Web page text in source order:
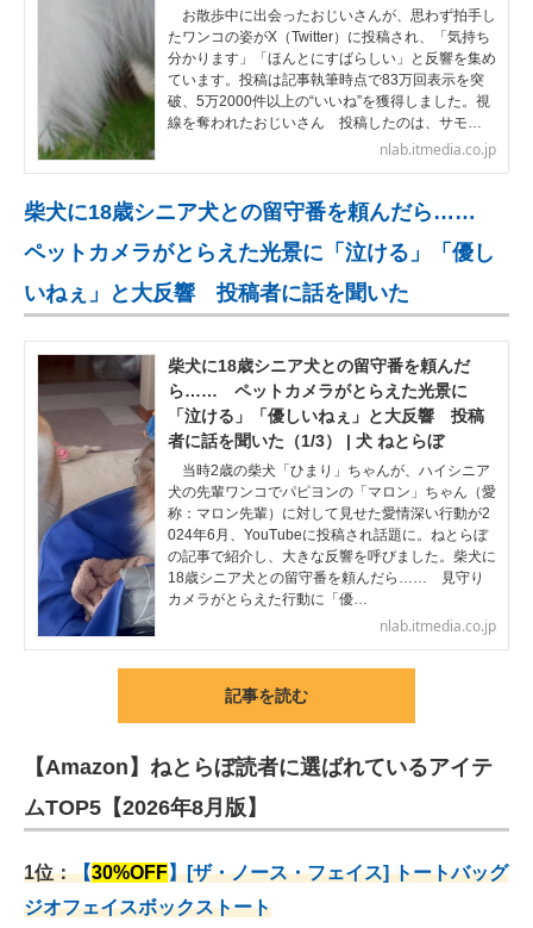
お散歩中に出会ったおじいさんが、思わず拍手し
たワンコの姿がX（Twitter）に投稿され、「気持ち
分かります」「ほんとにすばらしい」と反響を集め
ています。投稿は記事執筆時点で83万回表示を突
破、5万2000件以上の“いいね”を獲得しました。視
線を奪われたおじいさん 投稿したのは、サモ…
nlab.itmedia.co.jp
柴犬に18歳シニア犬との留守番を頼んだら……
ペットカメラがとらえた光景に「泣ける」「優し
いねぇ」と大反響 投稿者に話を聞いた
柴犬に18歳シニア犬との留守番を頼んだ
ら…… ペットカメラがとらえた光景に
「泣ける」「優しいねぇ」と大反響 投稿
者に話を聞いた（1/3） | 犬 ねとらぼ
当時2歳の柴犬「ひまり」ちゃんが、ハイシニア
犬の先輩ワンコでパピヨンの「マロン」ちゃん（愛
称：マロン先輩）に対して見せた愛情深い行動が2
024年6月、YouTubeに投稿され話題に。ねとらぼ
の記事で紹介し、大きな反響を呼びました。柴犬に
18歳シニア犬との留守番を頼んだら…… 見守り
カメラがとらえた行動に「優…
nlab.itmedia.co.jp
記事を読む
【Amazon】ねとらぼ読者に選ばれているアイテ
ムTOP5【2026年8月版】
1位：【30%OFF】[ザ・ノース・フェイス] トートバッグ
ジオフェイスボックストート